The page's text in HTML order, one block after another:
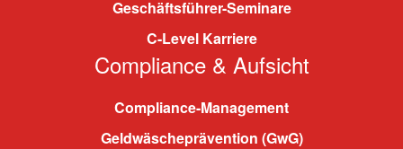
Geschäftsführer-Seminare
C-Level Karriere
Compliance & Aufsicht
Compliance-Management
Geldwäscheprävention (GwG)